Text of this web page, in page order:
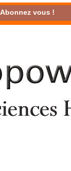
Abonnez vous !